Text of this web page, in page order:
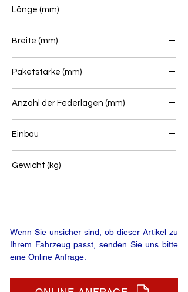
Länge (mm)
Breite (mm)
Paketstärke (mm)
Anzahl der Federlagen (mm)
Einbau
Gewicht (kg)
Wenn Sie unsicher sind, ob dieser Artikel zu
Ihrem Fahrzeug passt, senden Sie uns bitte
eine Online Anfrage: